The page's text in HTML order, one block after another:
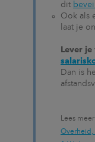
dit
Ook als
laat je
Lever
Dan is
Lees
Overheid,